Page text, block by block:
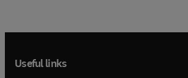
Useful links